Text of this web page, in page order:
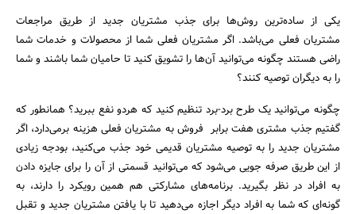
یکی از ساده‌ترین روش‌ها برای جذب مشتریان جدید از طریق مراجعات
مشتریان فعلی می‌باشد. اگر مشتریان فعلی شما از محصولات و خدمات شما
راضی هستند چگونه می‌توانید آن‌ها را تشویق کنید تا حامیان شما باشند و شما
را به دیگران توصیه کنند؟
چگونه می‌توانید یک طرح برد-برد تنظیم کنید که هردو نفع ببرید؟ همانطور که
گفتیم جذب مشتری هفت برابر فروش به مشتریان فعلی هزینه برمی‌دارد، اگر
مشتریان جدید را به توصیه مشتریان قدیمی خود جذب می‌کنید، بودجه زیادی
از این طریق صرفه جویی می‌شود که می‌توانید قسمتی از آن را برای جایزه دادن
به افراد در نظر بگیرید. برنامه‌های مشارکتی هم همین رویکرد را دارند، به
گونه‌ای که شما به افراد دیگر اجازه می‌دهید تا با یافتن مشتریان جدید و تقبل